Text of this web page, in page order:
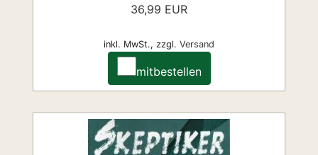
36,99 EUR
inkl. MwSt., zzgl. Versand
mitbestellen